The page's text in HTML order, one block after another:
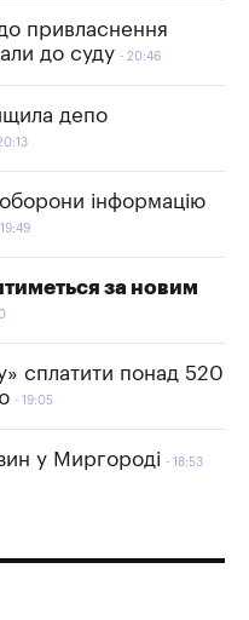
привласнення
до суду
20:46
депо
інформацію
19:49
за новим
сплатити понад 520
19:05
у Миргороді 18:53